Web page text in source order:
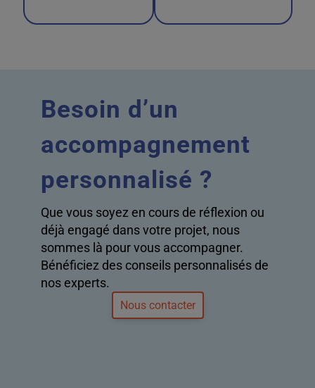
Besoin d’un
accompagnement
personnalisé ?
Que vous soyez en cours de réflexion ou
déjà engagé dans votre projet, nous
sommes là pour vous accompagner.
Bénéficiez des conseils personnalisés de
nos experts.
Nous contacter